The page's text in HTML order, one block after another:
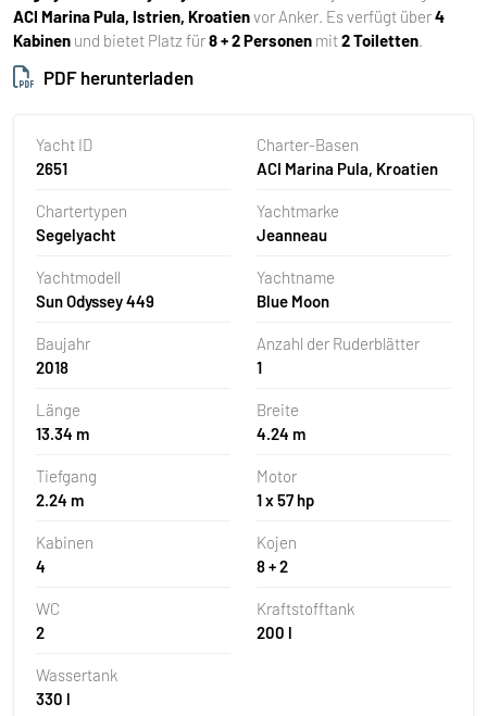
ACI Marina Pula, Istrien, Kroatienvor Anker. Es verfügt über4
Kabinen und bietet Platz für8 + 2 Personen mit2 Toiletten.
PDF herunterladen
Yacht ID
2651
Charter-Basen
ACI Marina Pula, Kroatien
Chartertypen
Segelyacht
Yachtmarke
Jeanneau
Yachtmodell
Sun Odyssey 449
Yachtname
Blue Moon
Baujahr
2018
Anzahl der Ruderblätter
1
Länge
13.34 m
Breite
4.24 m
Tiefgang
2.24 m
Motor
1 x 57 hp
Kabinen
4
Kojen
8 + 2
WC
2
Kraftstofftank
200 l
Wassertank
330 l